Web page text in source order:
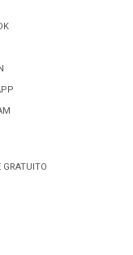
GRATUITO